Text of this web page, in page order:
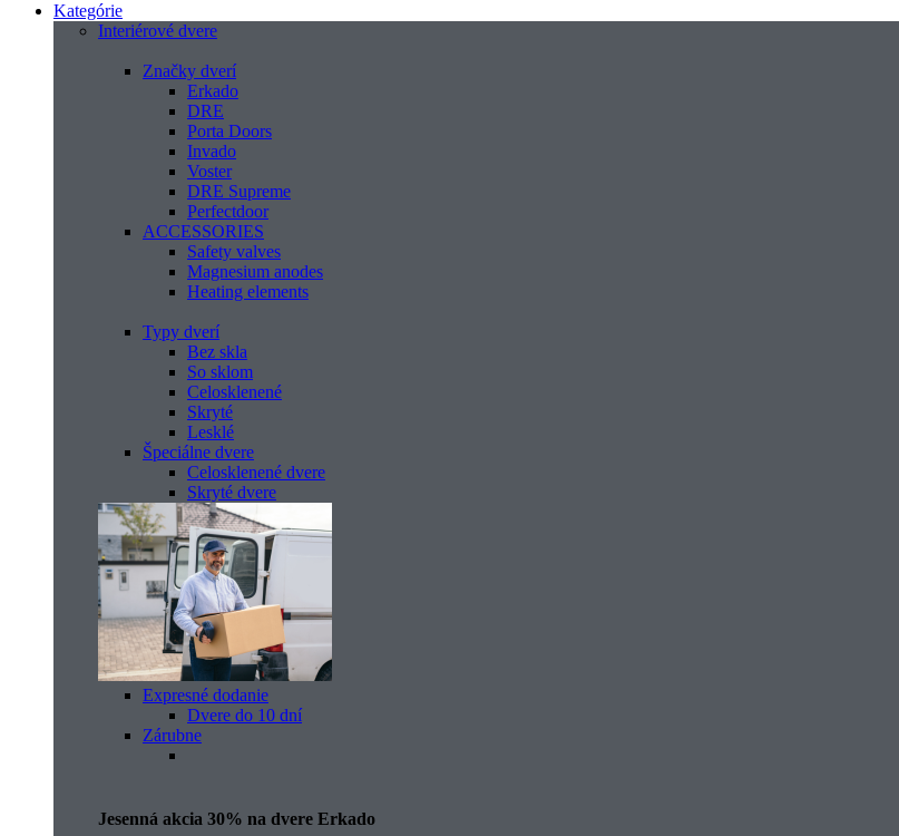
Kategórie
Interiérové dvere
Značky dverí
Erkado
DRE
Porta Doors
Invado
Voster
DRE Supreme
Perfectdoor
ACCESSORIES
Safety valves
Magnesium anodes
Heating elements
Typy dverí
Bez skla
So sklom
Celosklenené
Skryté
Lesklé
Špeciálne dvere
Celosklenené dvere
Skryté dvere
Expresné dodanie
Dvere do 10 dní
Zárubne
Jesenná akcia 30% na dvere Erkado